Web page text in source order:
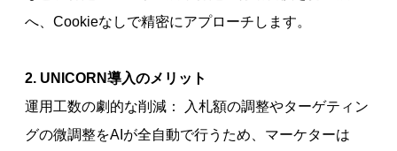
へ、Cookieなしで精密にアプローチします。
2. UNICORN導入のメリット
運用工数の劇的な削減： 入札額の調整やターゲティン
グの微調整をAIが全自動で行うため、マーケターは